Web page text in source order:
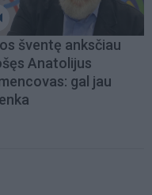
šventę anksčiau
Anatolijus
gal jau